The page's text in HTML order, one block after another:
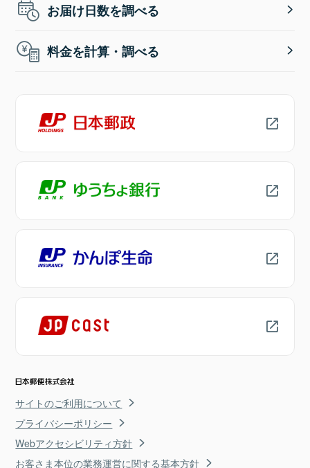
お届け日数を調べる
料金を計算・調べる
サイトのご利用について
プライバシーポリシー
Webアクセシビリティ方針
お客さま本位の業務運営に関する基本方針